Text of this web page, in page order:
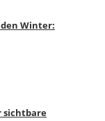
Winter:
sichtbare